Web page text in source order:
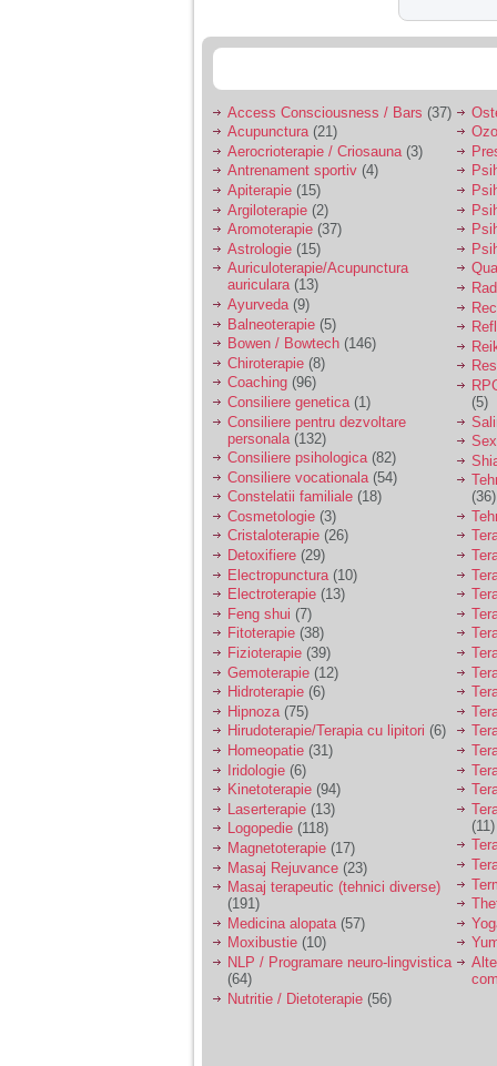
nevoie de un psiholog
sau psihiatru.
Sunt casatorita, am
31 de ani si un copil in
varsta de 2 ani care
mi-e lumina ochilor.
De ceva timp simt ca
mi s-a adunat
oboseala, o oboseala
cronica de care nu pot
scapa si simt ca din
cauza ei nu pot
controla nervii si
cateodata are copilul
de suferit.
Am o bariera peste
care nu pot trece:
prietena mea a ramas
insarcinata cu o fata.
Am fost de comun
acord sa facem un
copil, cu gandul ca e
baiat.
Am 14 ani si o mare
problema. Acum 8 luni
am inceput o relatie
cu un baiat in varsta
de 20 de ani, m-a
cucerit cu vorbe dulci,
cadouri, promisiuni de
casatorie, asa ca m-
am culcat cu el si in
scurt timp am ramas
insarcinata. El cand a
aflat a plecat in afara,
la munca, si a rupt
orice legatura cu
mine. Mama m-a batut
si m-a jignit in ultimul
hal, ba chiar m-a fortat
sa stau sa imi
introduca coada de
mop in vagin.
Am 20 ani si am avut
o viata foarte grea. O
Access Consciousness / Bars (37)
Acupunctura(21)
Aerocrioterapie / Criosauna (3)
Antrenament sportiv (4)
Apiterapie (15)
Argiloterapie (2)
Aromoterapie (37)
Astrologie (15)
Auriculoterapie/Acupunctura
auriculara(13)
Ayurveda (9)
Balneoterapie (5)
Bowen / Bowtech (146)
Chiroterapie (8)
Coaching (96)
Consiliere genetica (1)
Consiliere pentru dezvoltare
personala (132)
Consiliere psihologica(82)
Consiliere vocationala (54)
Constelatii familiale (18)
Cosmetologie (3)
Cristaloterapie (26)
Detoxifiere (29)
Electropunctura (10)
Electroterapie (13)
Feng shui (7)
Fitoterapie (38)
Fizioterapie (39)
Gemoterapie (12)
Hidroterapie (6)
Hipnoza (75)
Hirudoterapie/Terapia cu lipitori (6)
Homeopatie (31)
Iridologie (6)
Kinetoterapie (94)
Laserterapie (13)
Logopedie (118)
Magnetoterapie (17)
Masaj Rejuvance (23)
Masaj terapeutic (tehnici diverse)
(191)
Medicina alopata (57)
Moxibustie (10)
NLP / Programare neuro-lingvistica
(64)
Nutritie / Dietoterapie (56)
(5)
(36)
(11)